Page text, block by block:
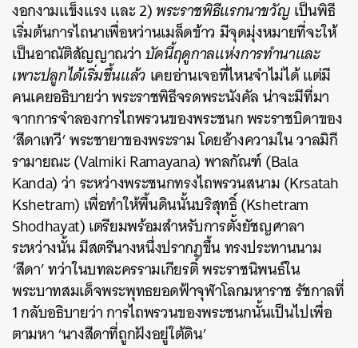
งอกงามแข็งแรง และ 2)พระราชพิธีแรกนาขวัญเป็นพิธี
เริ่มต้นการไถนาเพื่อหว่านเมล็ดข้าว มีจุดมุ่งหมายที่จะให้
เป็นอาณัติสัญญาณว่าบัดนี้ฤดูกาลแห่งการทำนาและ
เพาะปลูกได้เริ่มขึ้นแล้ว เคยอ่านเจอที่ไหนจำไม่ได้ แต่มี
คนเคยอธิบายว่า พระราชพิธีจรดพระนังคัล น่าจะมีที่มา
จากการจำลองการไถพรวนของพระชนก พระราชบิดาของ
‘สีดาเทวี’ พระชายาของพระราม โดยอ้างความใน วาลมิกี
รามายณะ (Valmiki Ramayana) พาลกัณฑ์ (Bala
Kanda) ว่า ระหว่างพระชนกทรงไถพรวนสนาม (Krsatah
Kshetram) เพื่อทำให้พื้นดินนั้นบริสุทธิ์ (Kshetram
Shodhayat) เตรียมพร้อมสำหรับการตั้งยัชญศาลา
ระหว่างนั้น มีสตรีนางหนึ่งปรากฏขึ้น ทรงประทานนาม
‘สีดา’ ทว่าในบทละครรามเกียรติ์ พระราชนิพนธ์ใน
พระบาทสมเด็จพระพุทธยอดฟ้าจุฬาโลกมหาราช รัชกาลที่
1 กลับอธิบายว่า การไถพรวนของพระชนกนั้นเป็นไปเพื่อ
ตามหา ‘นางสีดาที่ถูกฝังอยู่ใต้ดิน’